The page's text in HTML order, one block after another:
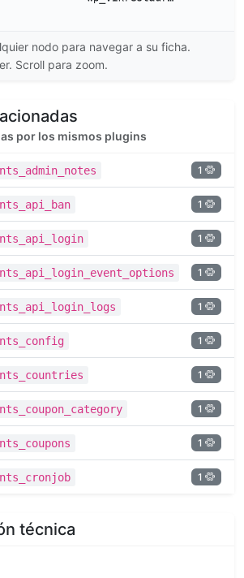
nodo para navegar a su ficha.
Scroll para zoom.
por los mismos plugins
1
1
1
1
1
1
1
1
1
1
técnica